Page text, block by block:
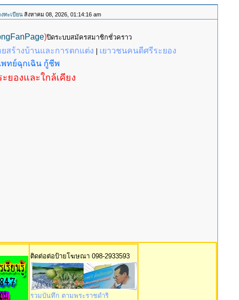
งทะเบียน สิงหาคม 08, 2026, 01:14:16 am
)ปิดระบบสมัครสมาชิกชั่วคราว
สร้างบ้านและการตกแต่ง
เยาวชนคนดีศรีระยอง
ทย์ฉุกเฉิน กู้ชีพ
ยองและใกล้เคียง
ติดต่อต่อป้ายโฆษณา 098-2933593
รวมบันทึก ตามพระราชดำริ